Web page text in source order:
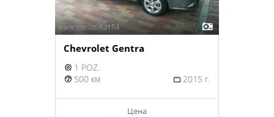
Chevrolet Gentra
1 POZ.
500 км
2015 г.
Цена